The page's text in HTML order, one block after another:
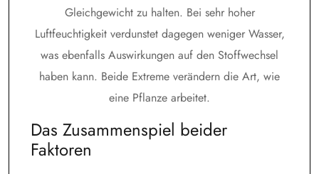
Gleichgewicht zu halten. Bei sehr hoher
Luftfeuchtigkeit verdunstet dagegen weniger Wasser,
was ebenfalls Auswirkungen auf den Stoffwechsel
haben kann. Beide Extreme verändern die Art, wie
eine Pflanze arbeitet.
Das Zusammenspiel beider
Faktoren